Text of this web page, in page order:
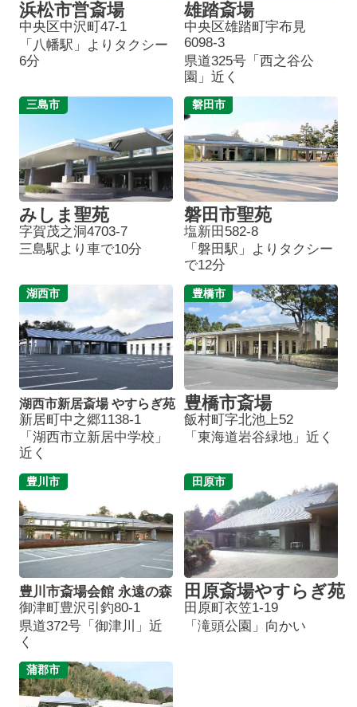
浜松市営斎場
中央区中沢町47-1
「八幡駅」よりタクシー
6分
雄踏斎場
中央区雄踏町宇布見
6098-3
県道325号「西之谷公
園」近く
三島市
みしま聖苑
字賀茂之洞4703-7
三島駅より車で10分
磐田市
磐田市聖苑
塩新田582-8
「磐田駅」よりタクシー
で12分
湖西市
湖西市新居斎場 やすらぎ苑
新居町中之郷1138-1
「湖西市立新居中学校」
近く
豊橋市
豊橋市斎場
飯村町字北池上52
「東海道岩谷緑地」近く
豊川市
豊川市斎場会館 永遠の森
御津町豊沢引釣80-1
県道372号「御津川」近
く
田原市
田原斎場やすらぎ苑
田原町衣笠1-19
「滝頭公園」向かい
蒲郡市